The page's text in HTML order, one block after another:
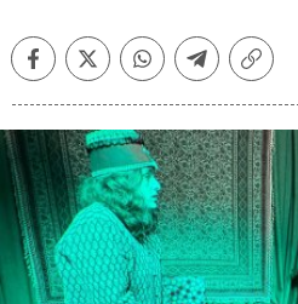
FacebookTwitterWhatsappTelegramCopiar